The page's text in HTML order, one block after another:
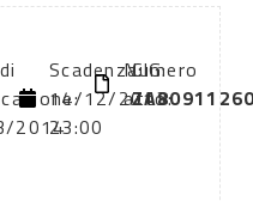
2014
Scadenza:
14/12/2013
23:00
Numero
atto:
CIG: